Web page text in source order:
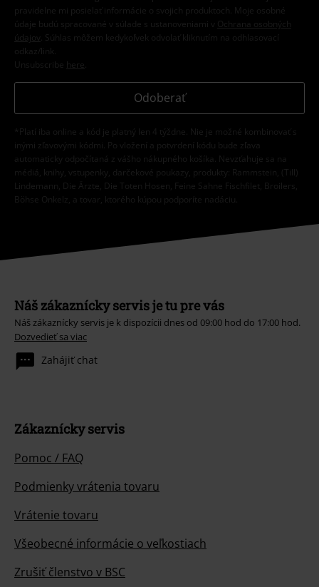
pravidelne mi posielať informácie o svojich produktoch. Moje osobné
údaje budú spracované v súlade s ustanoveniami v
Ochrana osobných
údajov
. Súhlas môžem kedykoľvek odvolať kliknutím na odhlasovací
odkaz/link.
Unsubscribe here
Odoberať
*Platí iba online a kód je platný len 4 týždne. Nie je možné kombinovať s
inými zľavovými kódmi. Po vložení a potvrdení kódu bude zľava
automaticky odpočítaná z vášho nákupného košíka. Nevzťahuje sa na
médiá, knihy, vstupenky, darčekové poukazy, produkty: Rammstein, (Till)
Lindemann, Die Ärzte, Die Toten Hosen, Feine Sahne Fischfilet, Broilers,
Böhse Onkelz, a tovar, ktorého kúpou podporíte nadáciu.
Náš zákaznícky servis je tu pre vás
Náš zákaznícky servis je k dispozícii dnes od 09:00 hod do 17:00 hod.
Dozvedieť sa viac
Zahájiť chat
Zákaznícky servis
Pomoc / FAQ
Podmienky vrátenia tovaru
Vrátenie tovaru
Všeobecné informácie o veľkostiach
Zrušiť členstvo v BSC